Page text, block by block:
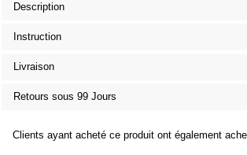
Description
Instruction
Livraison
Retours sous 99 Jours
Clients ayant acheté ce produit ont également